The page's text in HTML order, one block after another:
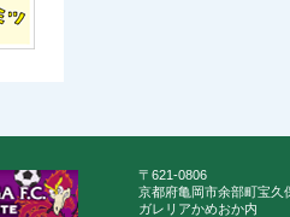
〒621-0806
京都府亀岡市余部町宝久
ガレリアかめおか内